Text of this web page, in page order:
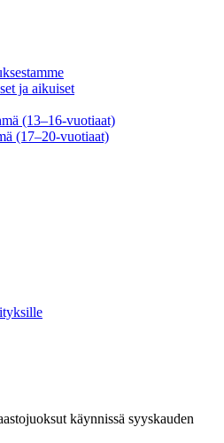
ja aikuiset
(13–16-vuotiaat)
(17–20-vuotiaat)
käynnissä syyskauden